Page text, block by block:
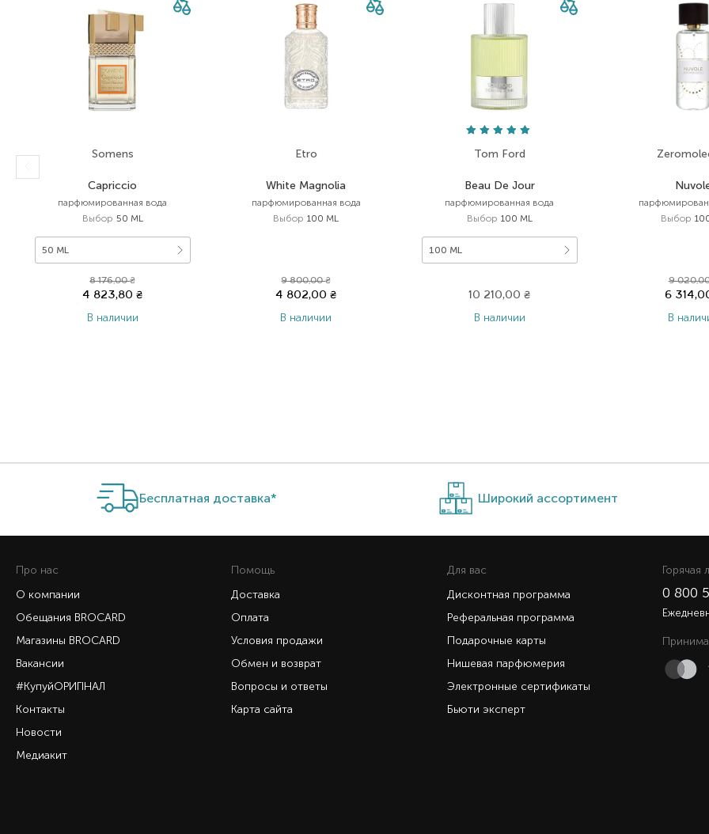
Somens
Capriccio
парфюмированная вода
Выбор 50 ML
50 ML
8 176,00₴
4 823,80₴
В наличии
Etro
White Magnolia
парфюмированная вода
Выбор 100 ML
9 800,00₴
4 802,00₴
В наличии
Tom Ford
Beau De Jour
парфюмированная вода
Выбор 100 ML
100 ML
10 210,00₴
В наличии
Выбор
9
6
В
Бесплатная доставка* Широкий ассортимент
Про нас
О компании
Обещания BROCARD
Магазины BROCARD
Вакансии
#КупуйОРИГІНАЛ
Контакты
Новости
Медиакит
Помощь
Доставка
Оплата
Условия продажи
Обмен и возврат
Вопросы и ответы
Карта сайта
Для вас
Дисконтная программа
Реферальная программа
Подарочные карты
Нишевая парфюмерия
Электронные сертификаты
Бьюти эксперт
Горячая
0 800